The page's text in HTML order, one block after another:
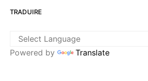
TRADUIRE
Powered by Translate